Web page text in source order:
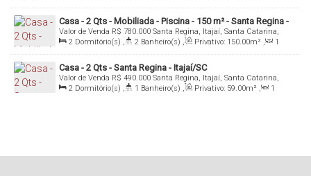
1000.00m² , 1 Sala(s) , Total: 200.00m² , 3 Vaga(s) ,
Útil:
100
m² , Terreno: 200.00 m² Fundos: .00 m
Frente:
10.00m
Casa - 2 Qts - Mobiliada - Piscina - 150 m² - Santa Regina -
Itajaí/SC
R$ 780.000
Valor de Venda
Santa Regina, Itajaí, Santa Catarina,
Brasil
2 Dormitório(s) , 2 Banheiro(s) , Privativo: 150.00m² ,
1
Sala(s) , Total: 252.00m² , 2 Vaga(s)
Casa - 2 Qts - Santa Regina - Itajaí/SC
R$ 490.000
Valor de Venda
Santa Regina, Itajaí, Santa Catarina,
Brasil
2 Dormitório(s) , 1 Banheiro(s) , Privativo: 59.00m² ,
1